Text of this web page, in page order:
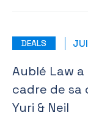
DEALS
Aublé Law
cadre de sa
Yuri & Neil